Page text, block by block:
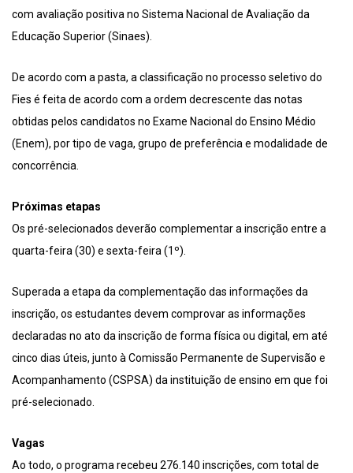
com avaliação positiva no Sistema Nacional de Avaliação da
Educação Superior (Sinaes).
De acordo com a pasta, a classificação no processo seletivo do
Fies é feita de acordo com a ordem decrescente das notas
obtidas pelos candidatos no Exame Nacional do Ensino Médio
(Enem), por tipo de vaga, grupo de preferência e modalidade de
concorrência.
Próximas etapas
Os pré-selecionados deverão complementar a inscrição entre a
quarta-feira (30) e sexta-feira (1º).
Superada a etapa da complementação das informações da
inscrição, os estudantes devem comprovar as informações
declaradas no ato da inscrição de forma física ou digital, em até
cinco dias úteis, junto à Comissão Permanente de Supervisão e
Acompanhamento (CSPSA) da instituição de ensino em que foi
pré-selecionado.
Vagas
Ao todo, o programa recebeu 276.140 inscrições, com total de